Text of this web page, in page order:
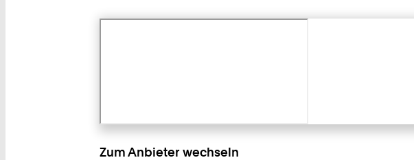
Zum Anbieter wechseln